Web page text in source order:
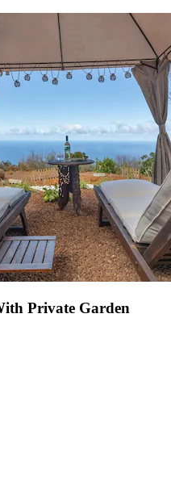
Private Garden